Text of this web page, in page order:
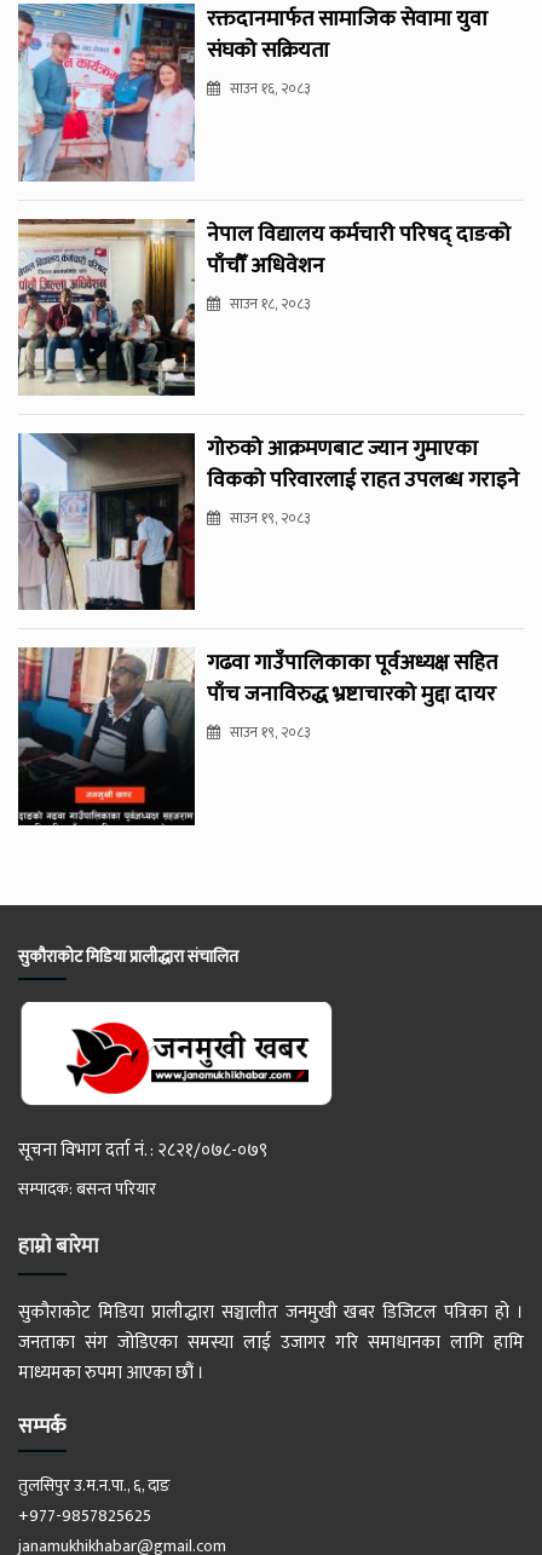
रक्तदानमार्फत सामाजिक सेवामा युवा
संघको सक्रियता
साउन १६, २०८३
नेपाल विद्यालय कर्मचारी परिषद् दाङको
पाँचौँ अधिवेशन
साउन १८, २०८३
गोरुको आक्रमणबाट ज्यान गुमाएका
विकको परिवारलाई राहत उपलब्ध गराइने
साउन १९, २०८३
गढवा गाउँपालिकाका पूर्वअध्यक्ष सहित
पाँच जनाविरुद्ध भ्रष्टाचारको मुद्दा दायर
साउन १९, २०८३
सुकौराकोट मिडिया प्रालीद्धारा संचालित
सूचना विभाग दर्ता नं. : २८२१/०७८-०७९
सम्पादक: बसन्त परियार
हाम्रो बारेमा
सुकौराकोट मिडिया प्रालीद्धारा सञ्चालीत जनमुखी खबर डिजिटल पत्रिका हो ।
जनताका संग जोडिएका समस्या लाई उजागर गरि समाधानका लागि हामि
माध्यमका रुपमा आएका छौं ।
सम्पर्क
तुलसिपुर उ.म.न.पा., ६, दाङ
+977-9857825625
janamukhikhabar@gmail.com